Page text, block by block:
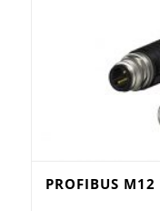
PROFIBUS